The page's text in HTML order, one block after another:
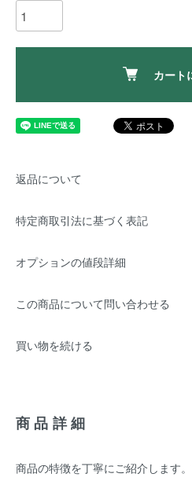
カート
返品について
特定商取引法に基づく表記
オプションの値段詳細
この商品について問い合わせる
買い物を続ける
商品詳細
商品の特徴を丁寧にご紹介します